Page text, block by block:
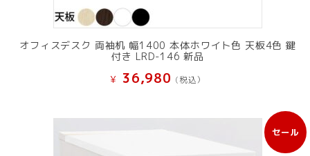
オフィスデスク 両袖机 幅1400 本体ホワイト色 天板4色 鍵
付き LRD-146 新品
¥ 36,980 (税込）
セール
販
売